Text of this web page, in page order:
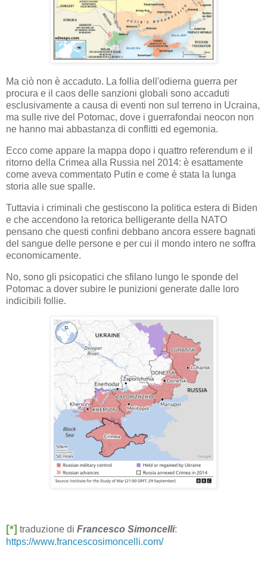
Ma ciò non è accaduto. La follia dell'odierna guerra per
procura e il caos delle sanzioni globali sono accaduti
esclusivamente a causa di eventi non sul terreno in Ucraina,
ma sulle rive del Potomac, dove i guerrafondai neocon non
ne hanno mai abbastanza di conflitti ed egemonia.
Ecco come appare la mappa dopo i quattro referendum e il
ritorno della Crimea alla Russia nel 2014: è esattamente
come aveva commentato Putin e come è stata la lunga
storia alle sue spalle.
Tuttavia i criminali che gestiscono la politica estera di Biden
e che accendono la retorica belligerante della NATO
pensano che questi confini debbano ancora essere bagnati
del sangue delle persone e per cui il mondo intero ne soffra
economicamente.
No, sono gli psicopatici che sfilano lungo le sponde del
Potomac a dover subire le punizioni generate dalle loro
indicibili follie.
[*] traduzione di Francesco Simoncelli:
https://www.francescosimoncelli.com/